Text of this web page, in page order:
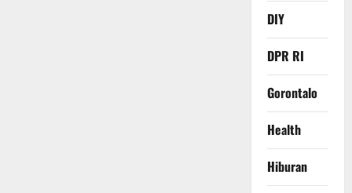
DIY
DPR RI
Gorontalo
Health
Hiburan